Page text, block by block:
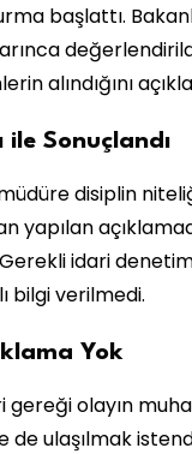
başlattı.
alındığını
ile Sonuçlandı
disiplin
yapılan
idari
bilgi verilmedi.
Yok
olayın
de ulaşılmak